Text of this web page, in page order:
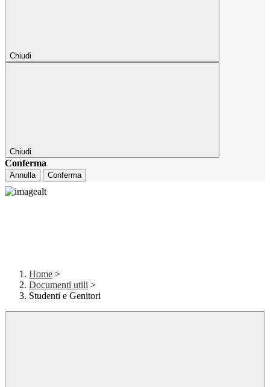
Chiudi
Chiudi
Conferma
Annulla Conferma
Home >
Documenti utili >
Studenti e Genitori